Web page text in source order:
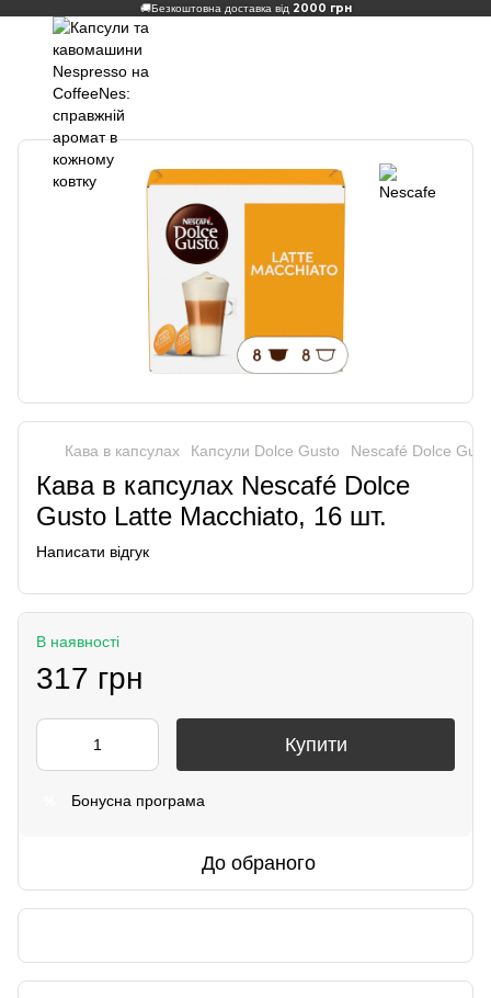
🚚Безкоштовна доставка від 2000 грн
Кава в капсулах Капсули Dolce Gusto Nescafé Dolce
Кава в капсулах Nescafé Dolce
Gusto Latte Macchiato, 16 шт.
Написати відгук
В наявності
317 грн
Купити
Бонусна програма
До обраного